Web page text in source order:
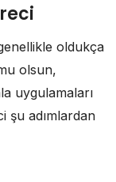
oldukça
olsun,
uygulamaları
şu adımlardan